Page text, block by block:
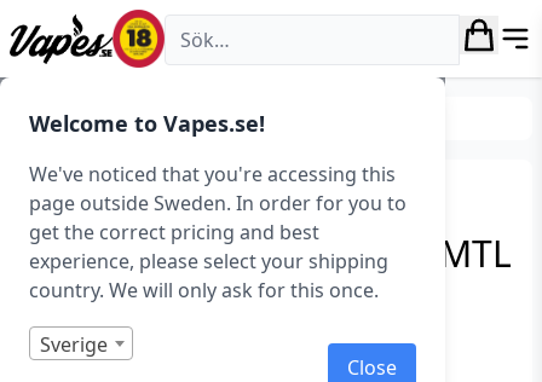
Welcome to Vapes.se!
We've noticed that you're accessing this
page outside Sweden. In order for you to
get the correct pricing and best
experience, please select your shipping
country. We will only ask for this once.
Sverige
Close
Vapes.se
E-juice Svenskproducerad E-juice (Sverige)
Liquid Wonders –
Watermelon ICE (10 ml, MTL
Shortfill)
Art.nr: 40483
I lager